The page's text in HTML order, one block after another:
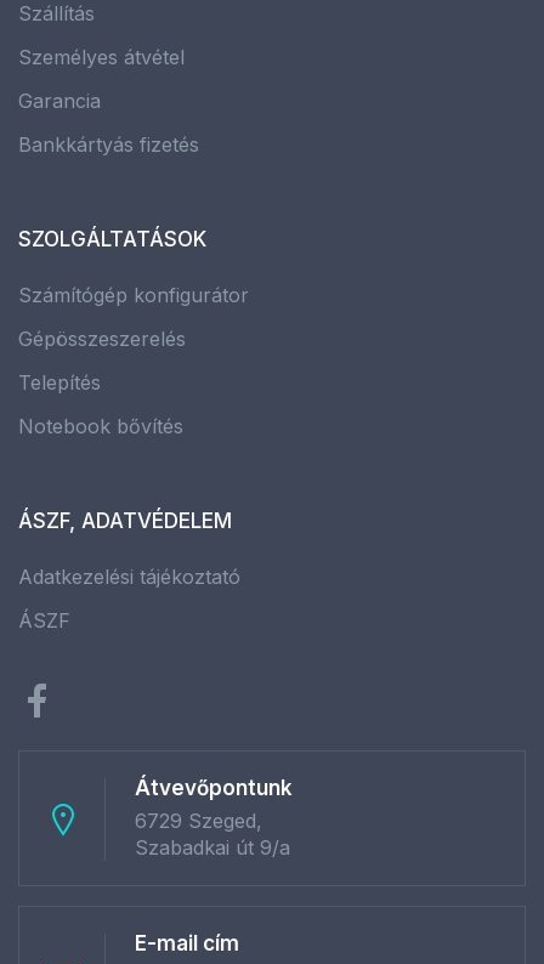
Szállítás
Személyes átvétel
Garancia
Bankkártyás fizetés
SZOLGÁLTATÁSOK
Számítógép konfigurátor
Gépösszeszerelés
Telepítés
Notebook bővítés
ÁSZF, ADATVÉDELEM
Adatkezelési tájékoztató
ÁSZF
Átvevőpontunk
6729 Szeged,
Szabadkai út 9/a
E-mail cím